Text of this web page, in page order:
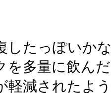
したっぽいか
を多量に飲ん
軽減されたよ